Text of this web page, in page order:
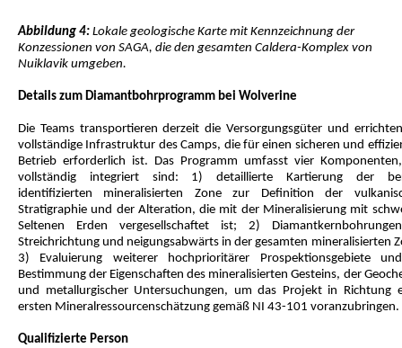
Abbildung 4: Lokale geologische Karte mit Kennzeichnung der
Konzessionen von SAGA, die den gesamten Caldera-Komplex von
Nuiklavik umgeben.
Details zum Diamantbohrprogramm bei Wolverine
Die Teams transportieren derzeit die Versorgungsgüter und
vollständige Infrastruktur des Camps, die für einen sicheren und
Betrieb erforderlich ist. Das Programm umfasst vier
vollständig integriert sind: 1) detaillierte Kartierung der
identifizierten mineralisierten Zone zur Definition der
Stratigraphie und der Alteration, die mit der Mineralisierung mit
Seltenen Erden vergesellschaftet ist; 2)
Streichrichtung und neigungsabwärts in der gesamten mineralisierten
3) Evaluierung weiterer hochprioritärer Prospektionsgebiete
Bestimmung der Eigenschaften des mineralisierten Gesteins, der
und metallurgischer Untersuchungen, um das Projekt in Richtung
ersten Mineralressourcenschätzung gemäß NI 43-101 voranzubringen.
Qualifizierte Person